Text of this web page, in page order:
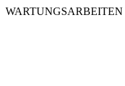
WARTUNGSARBEITEN